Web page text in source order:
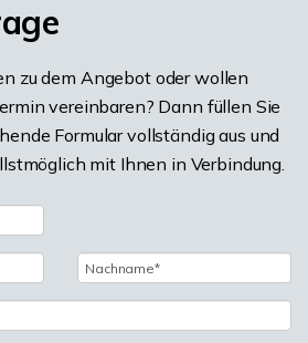
zu dem Angebot oder wollen
vereinbaren? Dann füllen Sie
Formular vollständig aus und
mit Ihnen in Verbindung.